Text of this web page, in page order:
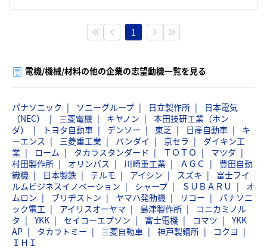
1
電機/機械/材料の他の企業の志望動機一覧を見る
パナソニック ソニーグループ 日立製作所
日本電気
（NEC）
三菱電機 キヤノン
本田技研工業（ホン
ダ）
トヨタ自動車 デンソー 東芝 日産自動車
キ
ーエンス
三菱重工業 バンダイ 京セラ
ダイキン工
業
ローム タカラスタンダード ＴＯＴＯ
マツダ
村田製作所
オリンパス 川崎重工業 ＡＧＣ
豊田自動
織機
日本製鉄 テルモ アイシン スズキ
富士フイ
ルムビジネスイノベーション
シャープ ＳＵＢＡＲＵ
オ
ムロン
ブリヂストン ヤマハ発動機 リコー
パナソニ
ック電工
アイリスオーヤマ 島津製作所
コニカミノル
タ
YKK セイコーエプソン 富士電機 コマツ
YKK
AP
タカラトミー 三菱自動車 神戸製鋼所
コクヨ
ＩＨＩ